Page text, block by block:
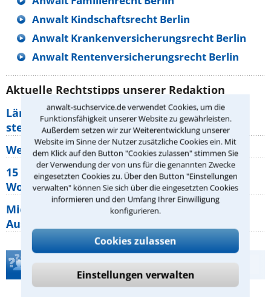
anwalt-suchservice.de verwendet Cookies, um die
Funktionsfähigkeit unserer Website zu gewährleisten.
Außerdem setzen wir zur Weiterentwicklung unserer
Website im Sinne der Nutzer zusätzliche Cookies ein. Mit
dem Klick auf den Button "Cookies zulassen" stimmen Sie
der Verwendung der von uns für die genannten Zwecke
eingesetzten Cookies zu. Über den Button "Einstellungen
verwalten" können Sie sich über die eingesetzten Cookies
informieren und den Umfang Ihrer Einwilligung
konfigurieren.
Cookies zulassen
Einstellungen verwalten
Anwalt Kindschaftsrecht Berlin
Anwalt Krankenversicherungsrecht Berlin
Anwalt Rentenversicherungsrecht Berlin
Aktuelle Rechtstipps unserer Redaktion
Lärm von den Nachbarn: Welche Rechte
stehen mir zu?
Wer muss Zweitwohnungssteuer zahlen?
15 elementare Rechte, die jeder
Wohnungseigentümer kennen sollte
Mietpreisbremse 2026: Alle Regeln,
Ausnahmen und Rechte für Mieter
Teste Dein Rechtswissen